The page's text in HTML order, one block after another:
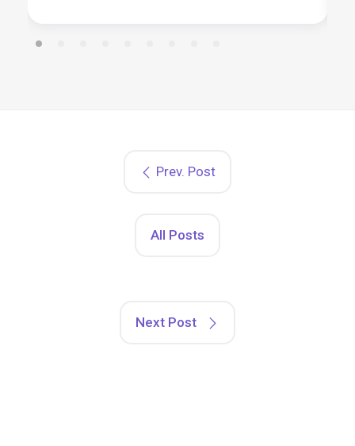
Prev. Post
All Posts
Next Post